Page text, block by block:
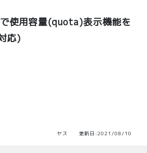
使用容量(quota)表示機能を
応)
ヤス 更新日:2021/08/10